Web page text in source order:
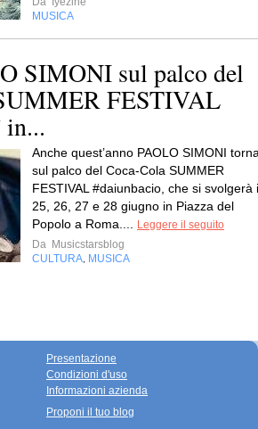
MUSICA
SIMONI sul palco del
FESTIVAL
in...
Anche quest’anno PAOLO SIMONI
sul palco del Coca-Cola SUMMER
FESTIVAL #daiunbacio, che si svolgerà
25, 26, 27 e 28 giugno in Piazza del
Popolo a Roma.... Leggere il seguito
Da Musicstarsblog
CULTURA, MUSICA
Presentazione
Condizioni d'uso
Informazioni azienda
Proponi il tuo blog